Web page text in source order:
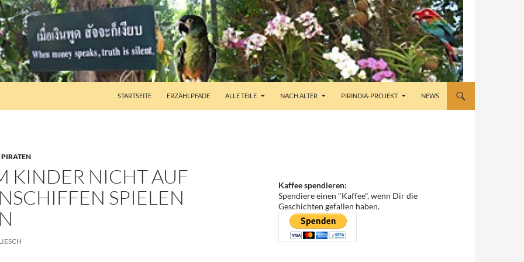
STARTSEITE ERZÄHLPFADE ALLE TEILE NACH ALTER PIRINDIA-PROJEKT NEWS
PIRATEN
KINDER NICHT AUF
SPIELEN
Kaffee spendieren:
Spendiere einen "Kaffee", wenn Dir die
Geschichten gefallen haben.